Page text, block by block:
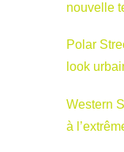
nouvelle
Polar
look
Western
à